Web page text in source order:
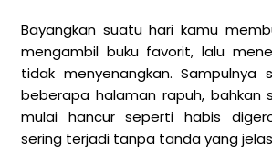
Bayangkan suatu hari kamu
mengambil buku favorit, lalu
tidak menyenangkan. Sampulnya
beberapa halaman rapuh, bahkan
mulai hancur seperti habis
sering terjadi tanpa tanda yang